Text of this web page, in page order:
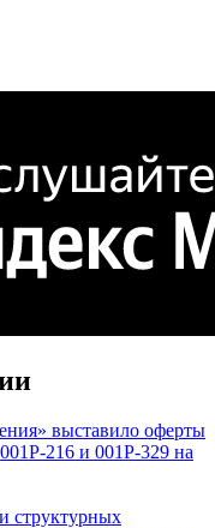
выставило оферты
216 и 001Р-329 на
структурных